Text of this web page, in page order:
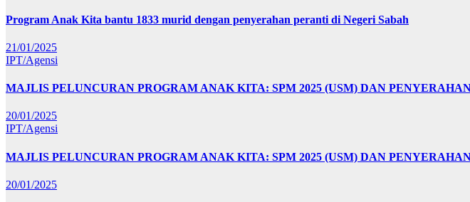
Program Anak Kita bantu 1833 murid dengan penyerahan peranti di Negeri Sabah
21/01/2025
IPT/Agensi
MAJLIS PELUNCURAN PROGRAM ANAK KITA: SPM 2025 (USM) DAN
20/01/2025
IPT/Agensi
MAJLIS PELUNCURAN PROGRAM ANAK KITA: SPM 2025 (USM) DAN
20/01/2025